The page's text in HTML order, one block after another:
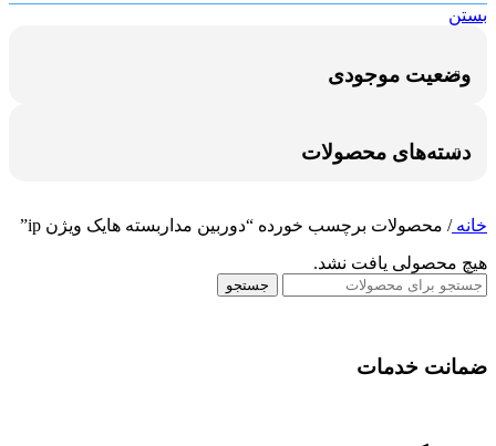
بستن
وضعیت موجودی
دسته‌های محصولات
خانه/ محصولات برچسب خورده “دوربین مداربسته هایک ویژن ip”
هیچ محصولی یافت نشد.
جستجو
ضمانت خدمات